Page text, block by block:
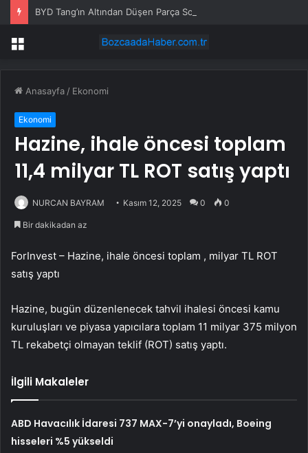
Menü
Anasayfa / Ekonomi
Ekonomi
Hazine, ihale öncesi toplam
11,4 milyar TL ROT satış yaptı
NURCAN BAYRAM Kasım 12, 2025 0 0
Bir dakikadan az
ForInvest – Hazine, ihale öncesi toplam , milyar TL ROT
satış yaptı
Hazine, bugün düzenlenecek tahvil ihalesi öncesi kamu
kuruluşları ve piyasa yapıcılara toplam 11 milyar 375 milyon
TL rekabetçi olmayan teklif (ROT) satış yaptı.
İlgili Makaleler
ABD Havacılık İdaresi 737 MAX-7’yi onayladı, Boeing
hisseleri %5 yükseldi